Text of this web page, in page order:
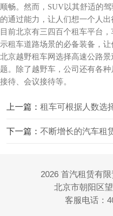
顺畅。然而，SUV以其舒适的
的通过能力，让人们想一个人出
目前北京有三四百个租车平台
示租车道路场景的必备装备，让
北京越野租车网选择高速公路
题。除了越野车，公司还有各
接待、会议接待等。
上一篇：租车可根据人数选
下一篇：不断增长的汽车租赁行
2026 首汽租赁有
北京市朝阳区
客服电话：